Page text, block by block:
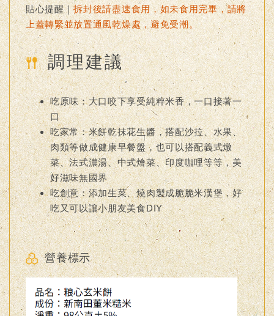
貼心提醒｜拆封後請盡速食用，如未食用完畢，請將
上蓋轉緊並放置通風乾燥處，避免受潮。
調理建議
吃原味：大口咬下享受純粹米香，一口接著一
口
吃家常：米餅乾抹花生醬，搭配沙拉、水果、
肉類等做成健康早餐盤，也可以搭配義式燉
菜、法式濃湯、中式燴菜、印度咖哩等等，美
好滋味無國界
吃創意：添加生菜、燒肉製成脆脆米漢堡，好
吃又可以讓小朋友美食DIY
營養標示